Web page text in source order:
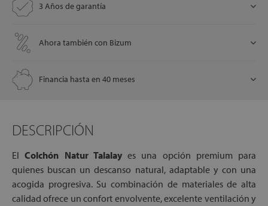
3 Años de garantía
Ahora también con Bizum
Financia hasta en 40 meses
DESCRIPCIÓN
ElColchón Natur Talalayes una opción premium para
quienes buscan un descanso natural, adaptable y con una
acogida progresiva. Su combinación de materiales de alta
calidad ofrece un confort envolvente, excelente ventilación y